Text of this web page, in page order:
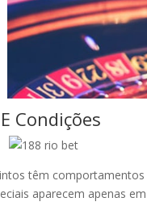
Condições
têm
aparecem apenas